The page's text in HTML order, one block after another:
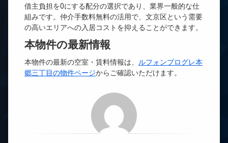
借主負担を0にする配分の選択であり、業界一般的な仕
組みです。仲介手数料無料の活用で、文京区という需要
の高いエリアへの入居コストを抑えることができます。
本物件の最新情報
本物件の最新の空室・賃料情報は、
ルフォンプログレ本
郷三丁目の物件ページからご確認いただけます。